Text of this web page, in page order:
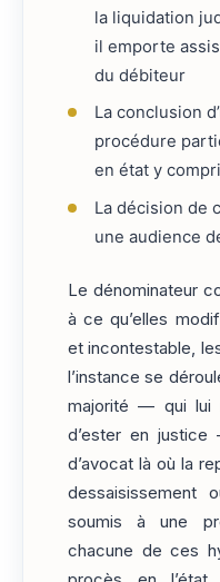
la liquidation
il emporte
du débiteur
La conclusion
procédure
en état y
La décision de
une audience
Le dénominateur
à ce qu’elles
et incontestable,
l’instance se
majorité — qui lui
d’ester en justice
d’avocat là où la
dessaisissement
soumis à une
chacune de ces